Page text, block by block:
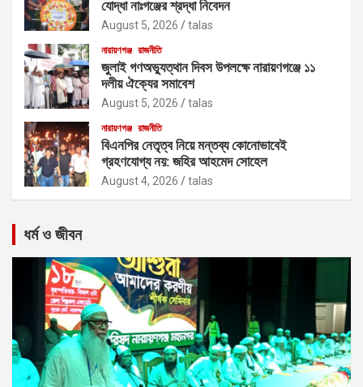
যোদ্ধা নাঃগঞ্জের শ্রদ্ধা নিবেদন
August 5, 2026 talas
নারায়ণগঞ্জ রাজনীতি
জুলাই গণঅভ্যুত্থান দিবস উপলক্ষে নারায়ণগঞ্জে ১১
দলীয় ঐক্যের সমাবেশ
August 5, 2026 talas
নারায়ণগঞ্জ রাজনীতি
বিএনপির নেতৃত্ব নিয়ে মন্তব্য কোনোভাবেই
গ্রহণযোগ্য নয়: জহির আহমেদ সোহেল
August 4, 2026 talas
ধর্ম ও জীবন